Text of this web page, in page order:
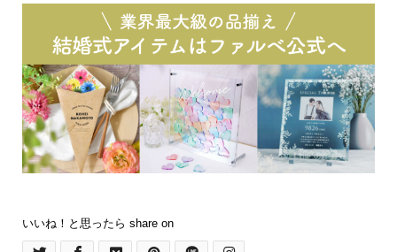
いいね！と思ったら share on